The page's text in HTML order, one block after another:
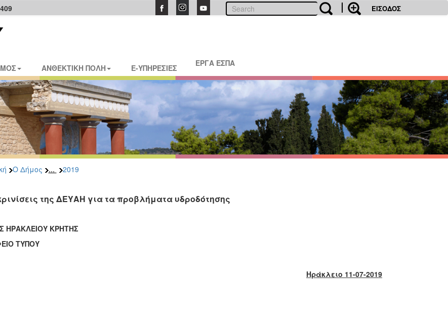
ΕΙΣΟΔΟΣ
ΑΝΘΕΚΤΙΚΗ ΠΟΛΗ E-ΥΠΗΡΕΣΙΕΣ ΕΡΓΑ ΕΣΠΑ
Ο Δήμος ... 2019
της ΔΕΥΑΗ για τα προβλήματα υδροδότησης
ΗΡΑΚΛΕΙΟΥ ΚΡΗΤΗΣ
ΤΥΠΟΥ
Ηράκλειο 11-07-2019